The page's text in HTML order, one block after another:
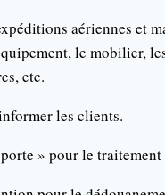
aériennes et
le mobilier,
etc.
les clients.
» pour le